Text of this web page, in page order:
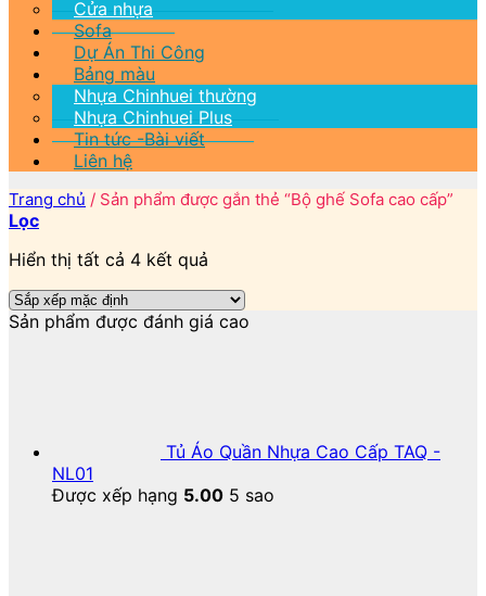
Cửa nhựa
Sofa
Dự Án Thi Công
Bảng màu
Nhựa Chinhuei thường
Nhựa Chinhuei Plus
Tin tức -Bài viết
Liên hệ
Trang chủ / Sản phẩm được gắn thẻ “Bộ ghế Sofa cao cấp”
Lọc
Hiển thị tất cả 4 kết quả
Sản phẩm được đánh giá cao
Tủ Áo Quần Nhựa Cao Cấp TAQ -
NL01
Được xếp hạng 5.00 5 sao